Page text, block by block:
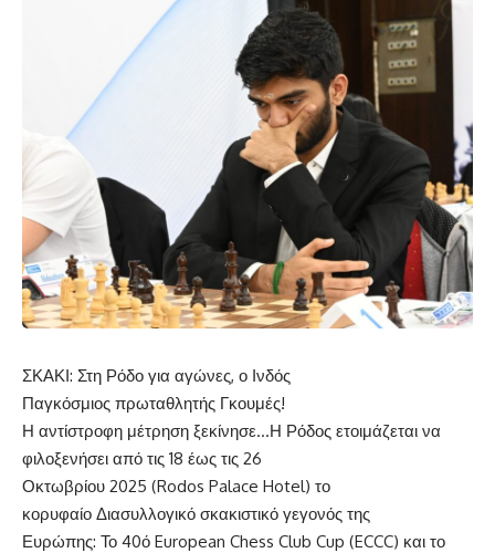
ΣΚΑΚΙ: Στη Ρόδο για αγώνες, ο Ινδός
Παγκόσμιος πρωταθλητής Γκουμές!
Η αντίστροφη μέτρηση ξεκίνησε…Η Ρόδος ετοιμάζεται να
φιλοξενήσει από τις 18 έως τις 26
Οκτωβρίου 2025 (Rodos Palace Hotel) το
κορυφαίο Διασυλλογικό σκακιστικό γεγονός της
Ευρώπης: Το 40ό European Chess Club Cup (ECCC) και το